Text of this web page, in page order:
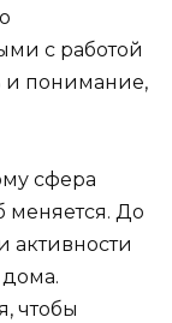
с работой
и понимание,
сфера
До
активности
дома.
чтобы